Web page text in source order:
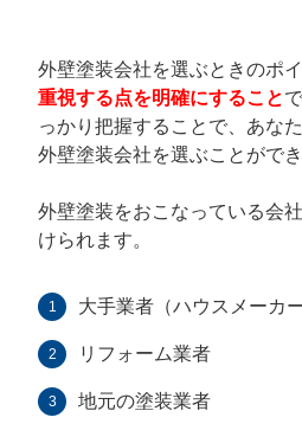
外壁塗装会社を選ぶときのポ
重視する点を明確にすること
っかり把握することで、あな
外壁塗装会社を選ぶことができ
外壁塗装をおこなっている会
けられます。
大手業者（ハウスメーカー
リフォーム業者
地元の塗装業者